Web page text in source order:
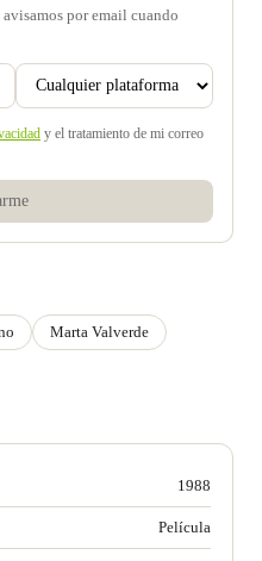
avisamos por email cuando
y el tratamiento de mi correo
Marta Valverde
1988
Película